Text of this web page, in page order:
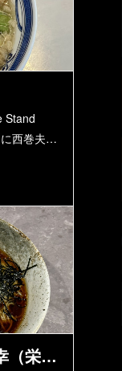
Stand
に西巻夫…
（栄…